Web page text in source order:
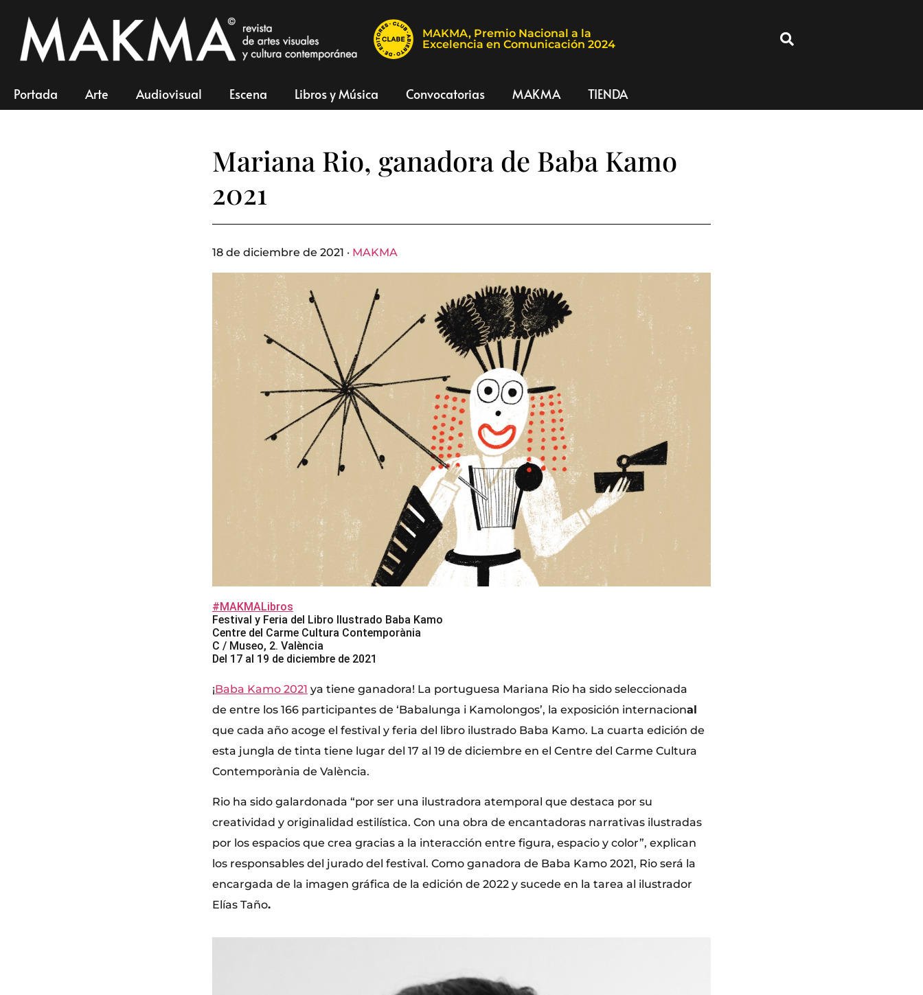
MAKMA, Premio Nacional a la
Excelencia en Comunicación 2024
Portada Arte Audiovisual Escena Libros y Música Convocatorias MAKMA TIENDA
Mariana Rio, ganadora de Baba Kamo
2021
18 de diciembre de 2021 · MAKMA
#MAKMALibros
Festival y Feria del Libro Ilustrado Baba Kamo
Centre del Carme Cultura Contemporània
C / Museo, 2. València
Del 17 al 19 de diciembre de 2021
¡Baba Kamo 2021 ya tiene ganadora! La portuguesa Mariana Rio ha sido seleccionada
de entre los 166 participantes de ‘Babalunga i Kamolongos’, la exposición internacional
que cada año acoge el festival y feria del libro ilustrado Baba Kamo. La cuarta edición de
esta jungla de tinta tiene lugar del 17 al 19 de diciembre en el Centre del Carme Cultura
Contemporània de València.
Rio ha sido galardonada “por ser una ilustradora atemporal que destaca por su
creatividad y originalidad estilística. Con una obra de encantadoras narrativas ilustradas
por los espacios que crea gracias a la interacción entre figura, espacio y color”, explican
los responsables del jurado del festival. Como ganadora de Baba Kamo 2021, Rio será la
encargada de la imagen gráfica de la edición de 2022 y sucede en la tarea al ilustrador
Elías Taño.